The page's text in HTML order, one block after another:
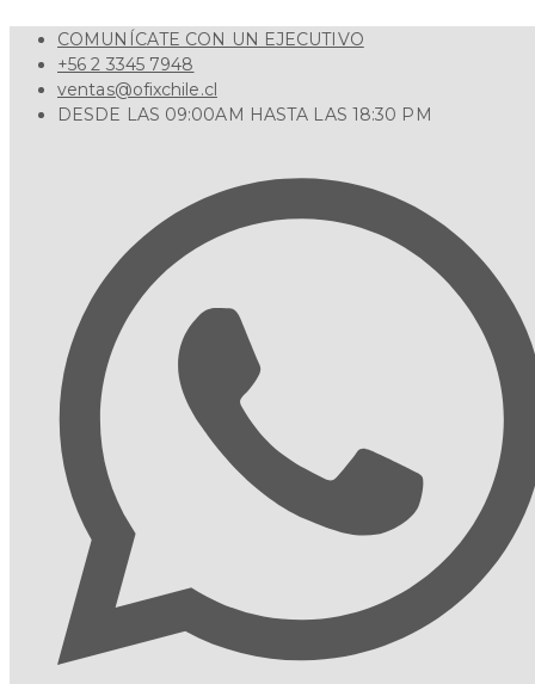
contenido
COMUNÍCATE CON UN EJECUTIVO
+56 2 3345 7948
ventas@ofixchile.cl
DESDE LAS 09:00AM HASTA LAS 18:30 PM